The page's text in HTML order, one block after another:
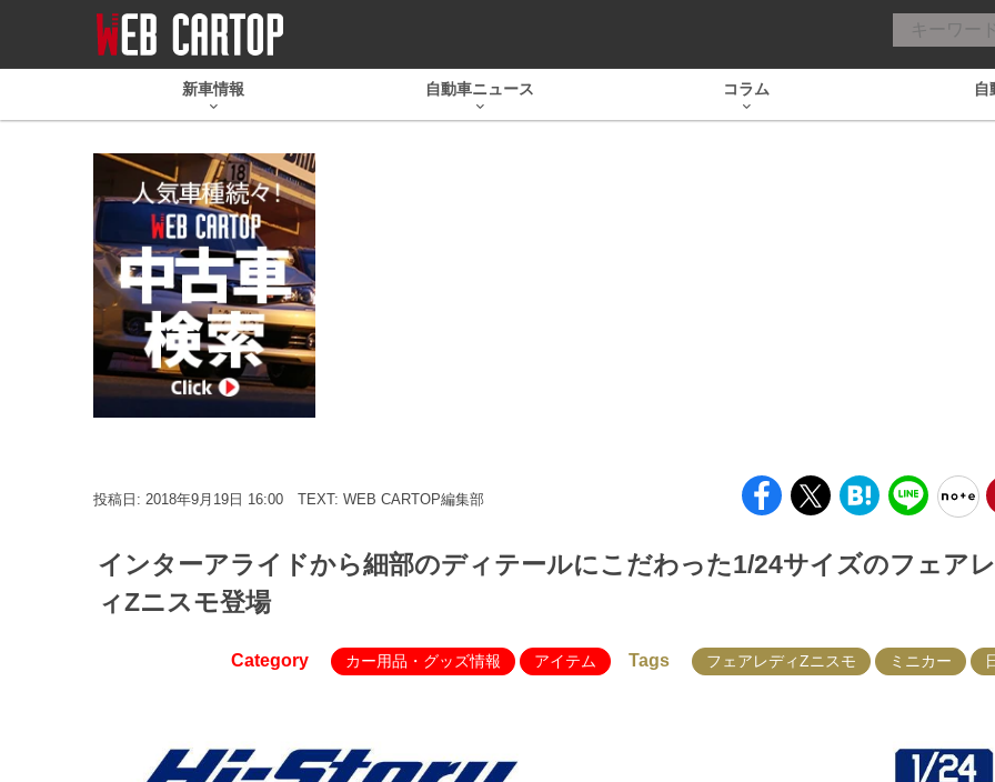
新車情報 自動車ニュース コラム 自
投稿日: 2018年9月19日 16:00 TEXT: WEB CARTOP編集部
インターアライドから細部のディテールにこだわった1/24サイズのフェア
ィZニスモ登場
Category カー用品・グッズ情報 アイテム Tags フェアレディZニスモ ミニカー